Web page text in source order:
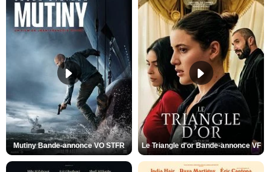
Mutiny Bande-annonce VO STFR Le Triangle d'or Bande-annonce VF